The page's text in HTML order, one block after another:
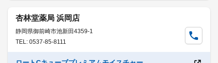
杏林堂薬局 浜岡店
静岡県御前崎市池新田4359-1
TEL: 0537-85-8111